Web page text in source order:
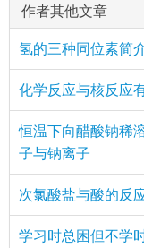
作者其他文章
氢的三种同位素简
化学反应与核反应
恒温下向醋酸钠稀
子与钠离子
次氯酸盐与酸的反
学习时总困但不学